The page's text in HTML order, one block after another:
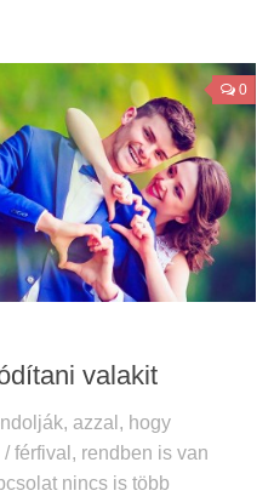
0
valakit
azzal, hogy
férfival, rendben is van
nincs is több